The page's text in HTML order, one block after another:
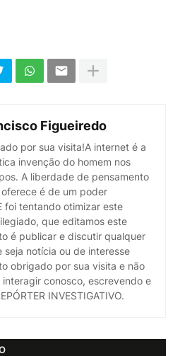
Figueiredo
por sua visita!A internet é a
invenção do homem nos
A liberdade de pensamento
é de um poder
foi tentando otimizar este
que editamos este
é publicar e discutir qualquer
seja notícia ou de interesse
obrigado por sua visita e não
conosco, escrevendo e
INVESTIGATIVO.